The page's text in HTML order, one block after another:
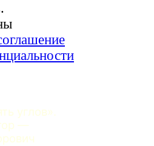
углов».
—